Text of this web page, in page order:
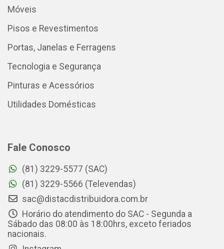
Móveis
Pisos e Revestimentos
Portas, Janelas e Ferragens
Tecnologia e Segurança
Pinturas e Acessórios
Utilidades Domésticas
Fale Conosco
(81) 3229-5577 (SAC)
(81) 3229-5566 (Televendas)
sac@distacdistribuidora.com.br
Horário do atendimento do SAC - Segunda a
Sábado das 08:00 às 18:00hrs, exceto feriados
nacionais.